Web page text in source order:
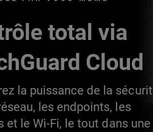
total via
Cloud
la puissance de la
les endpoints, les
et le Wi-Fi, le tout dans une